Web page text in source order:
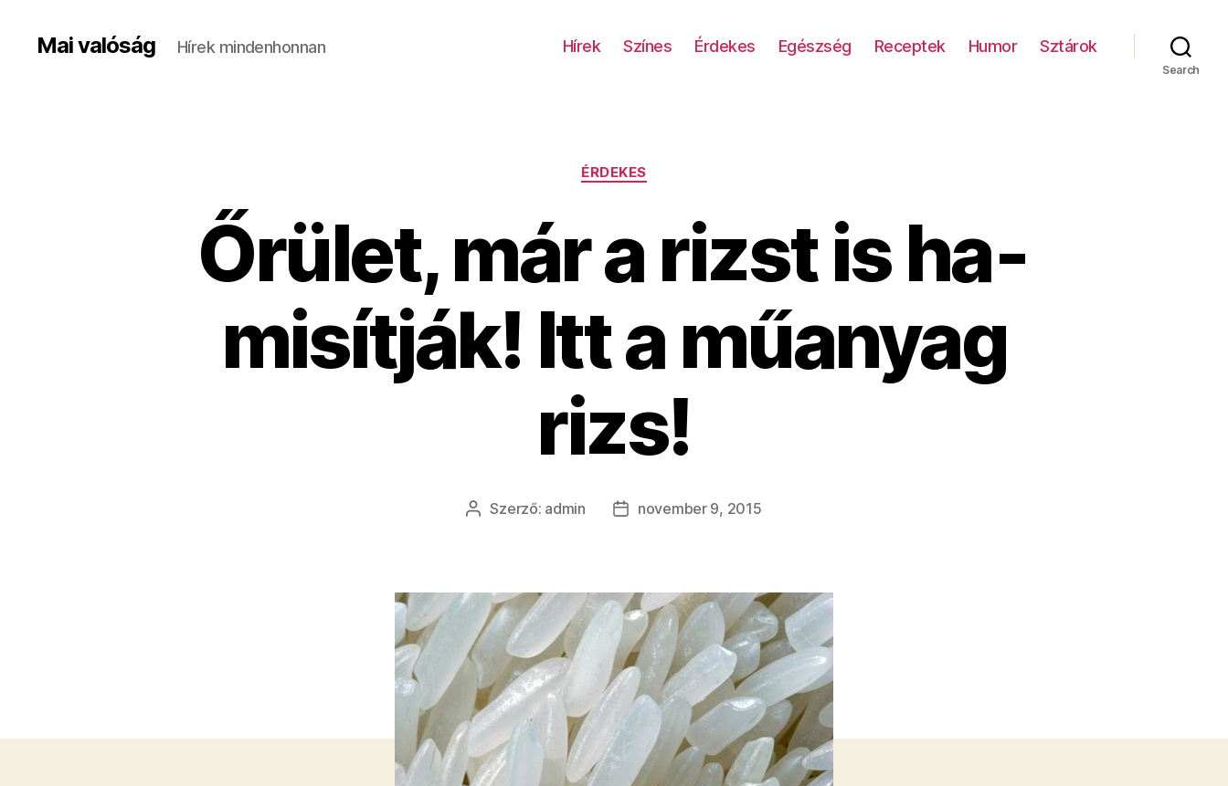
Mai valóság Hírek mindenhonnan Hírek Színes Érdekes Egészség Receptek Humor Sztárok
Search
Kategóriák
ÉRDEKES
Őrü­let, már a rizst is ha­
mi­sít­ják! Itt a mű­anyag
rizs!
Bejegyzés
Szerző: admin
Bejegyzés
november 9, 2015